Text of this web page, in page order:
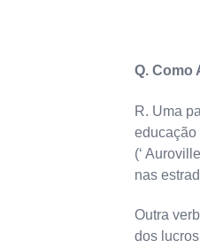
Q. Como
R. Uma
educação
(‘
nas
Outra
dos